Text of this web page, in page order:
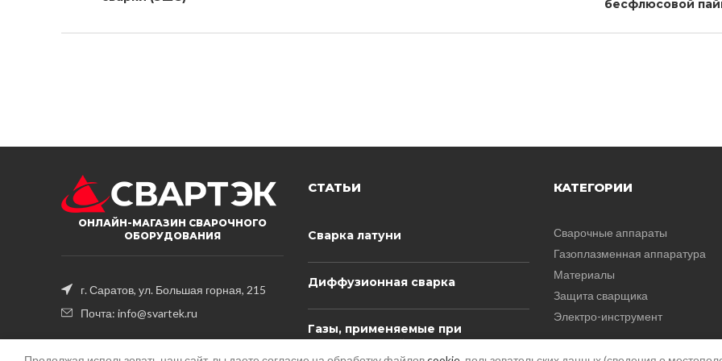
бесфлюсовой
ОНЛАЙН-МАГАЗИН СВАРОЧНОГО
ОБОРУДОВАНИЯ
г. Саратов, ул. Большая горная, 215
Почта: info@svartek.ru
СТАТЬИ
Сварка латуни
Диффузионная сварка
Газы, применяемые при
КАТЕГОРИИ
Сварочные аппараты
Газоплазменная аппаратура
Материалы
Защита сварщика
Электро-инструмент